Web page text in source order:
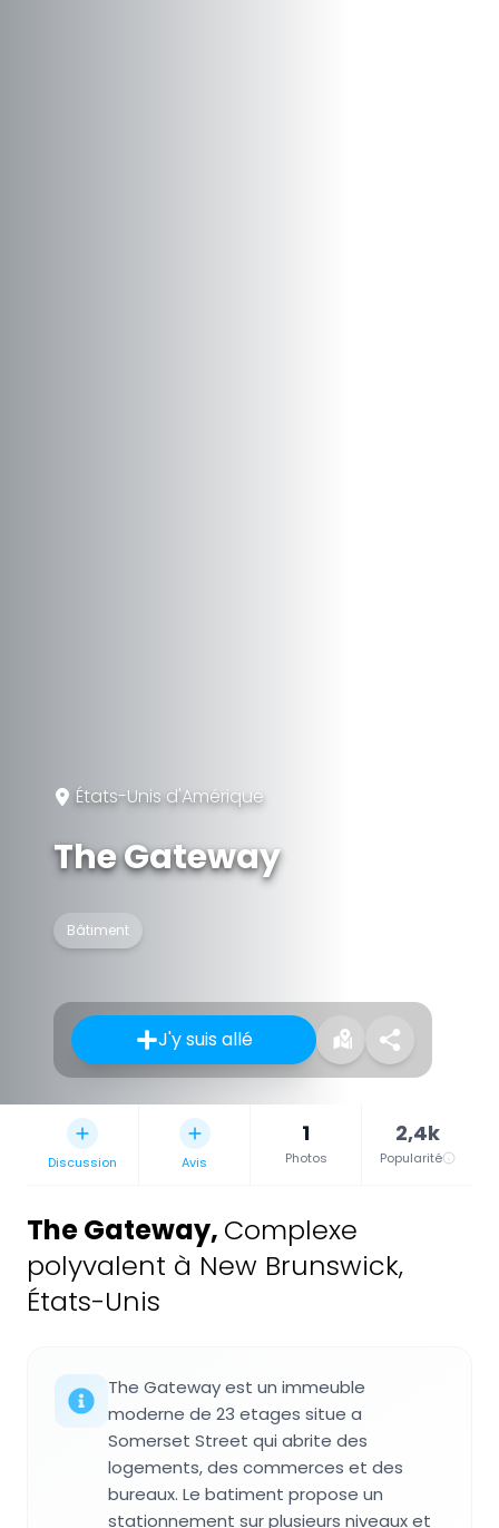
États-Unis d'Amérique
The Gateway
Bâtiment
J'y suis allé
Discussion Avis
1
Photos
2,4k
Popularité
The Gateway, Complexe
polyvalent à New Brunswick,
États-Unis
The Gateway est un immeuble
moderne de 23 etages situe a
Somerset Street qui abrite des
logements, des commerces et des
bureaux. Le batiment propose un
stationnement sur plusieurs niveaux et